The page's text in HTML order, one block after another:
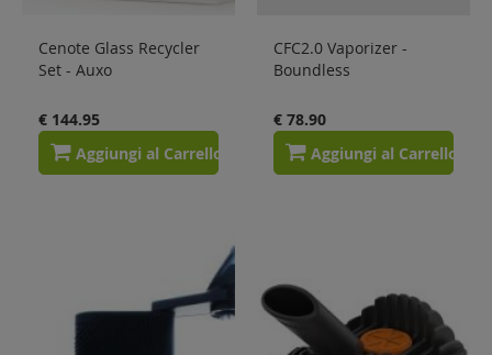
Cenote Glass Recycler
Set - Auxo
€ 144.95
Aggiungi al Carrello
CFC2.0 Vaporizer -
Boundless
€ 78.90
Aggiungi al Carrello